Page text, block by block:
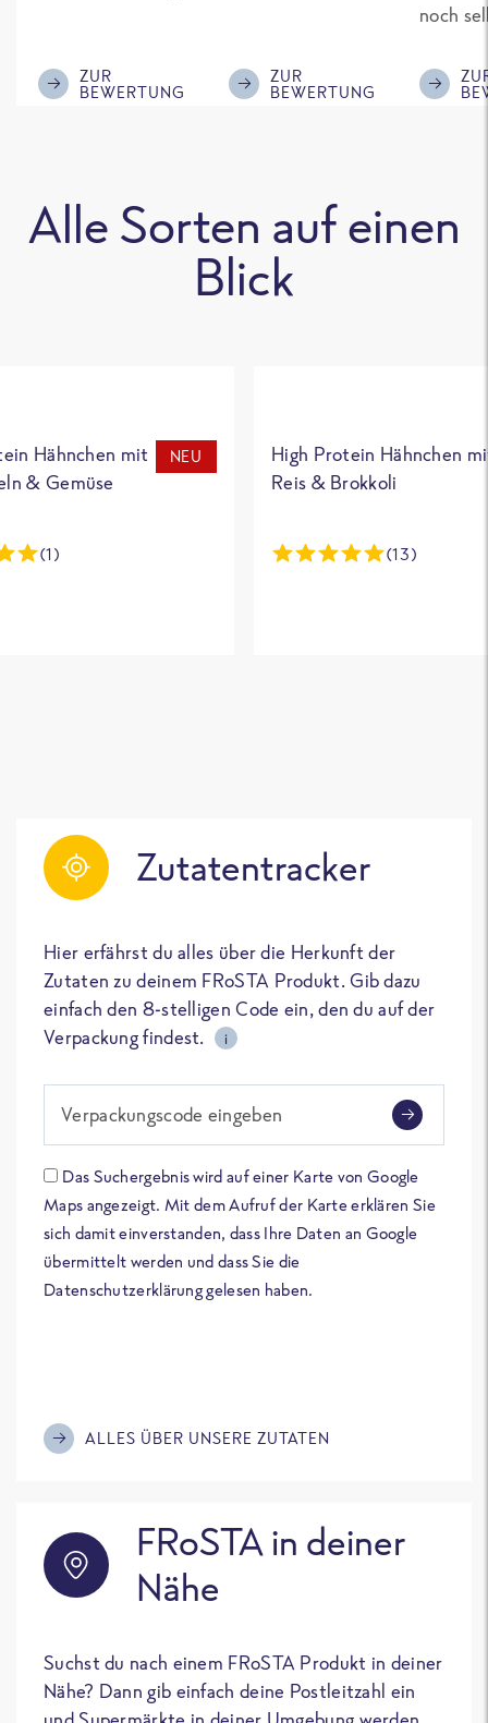
ZUR
BEWERTUNG
ZUR
BEWERTUNG
noch
Eiweiß.
was
Alle Sorten auf einen
Blick
Hähnchen mit
& Gemüse
NEU
(1)
High Protein Hähnchen
Reis & Brokkoli
(13)
Zutatentracker
Hier erfährst du alles über die Herkunft der
Zutaten zu deinem FRoSTA Produkt. Gib dazu
einfach den 8-stelligen Code ein, den du auf der
Verpackung findest.
i
Verpackungscode eingeben
Das Suchergebnis wird auf einer Karte von Google
Maps angezeigt. Mit dem Aufruf der Karte erklären Sie
sich damit einverstanden, dass Ihre Daten an Google
übermittelt werden und dass Sie die
Datenschutzerklärung gelesen haben.
ALLES ÜBER UNSERE ZUTATEN
FRoSTA in deiner
Nähe
Suchst du nach einem FRoSTA Produkt in deiner
Nähe? Dann gib einfach deine Postleitzahl ein